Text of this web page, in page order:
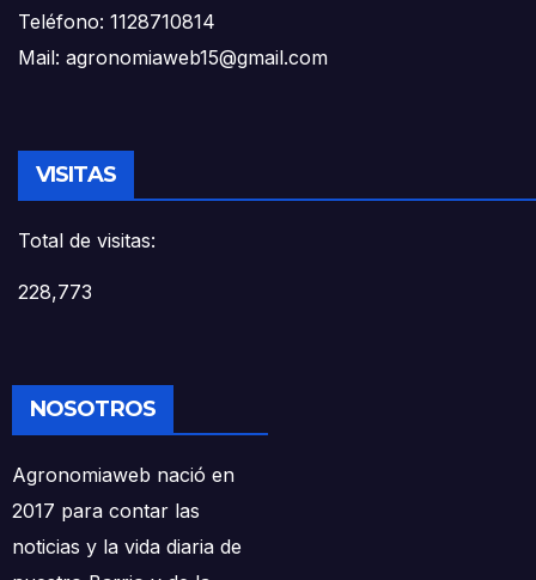
Teléfono: 1128710814
Mail: agronomiaweb15@gmail.com
VISITAS
Total de visitas:
228,773
NOSOTROS
Agronomiaweb nació en
2017 para contar las
noticias y la vida diaria de